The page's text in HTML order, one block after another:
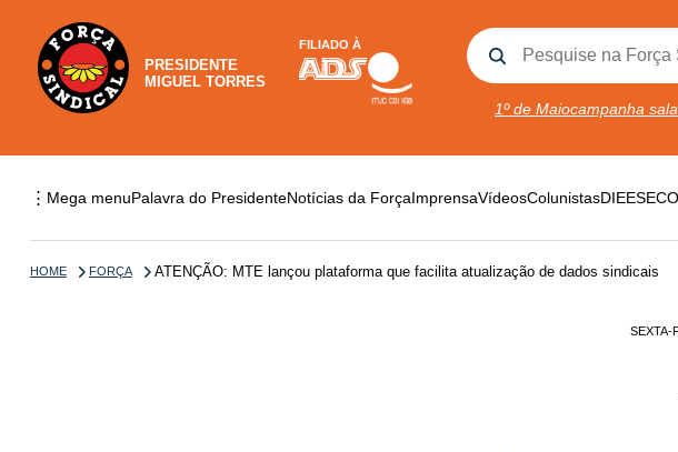
PRESIDENTE
MIGUEL TORRES
FILIADO À
1º de Maiocampanha
⋮ Mega menuPalavra do PresidenteNotícias da ForçaImprensaVídeosColunistasDIEESE
HOME FORÇA ATENÇÃO: MTE lançou plataforma que facilita atualização de dados sindicais
SEXTA-